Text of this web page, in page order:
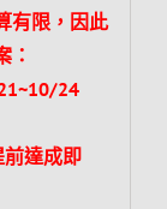
有限，因此
：
24
前達成即